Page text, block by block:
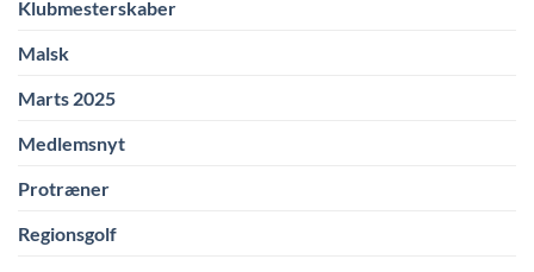
Klubmesterskaber
Malsk
Marts 2025
Medlemsnyt
Protræner
Regionsgolf